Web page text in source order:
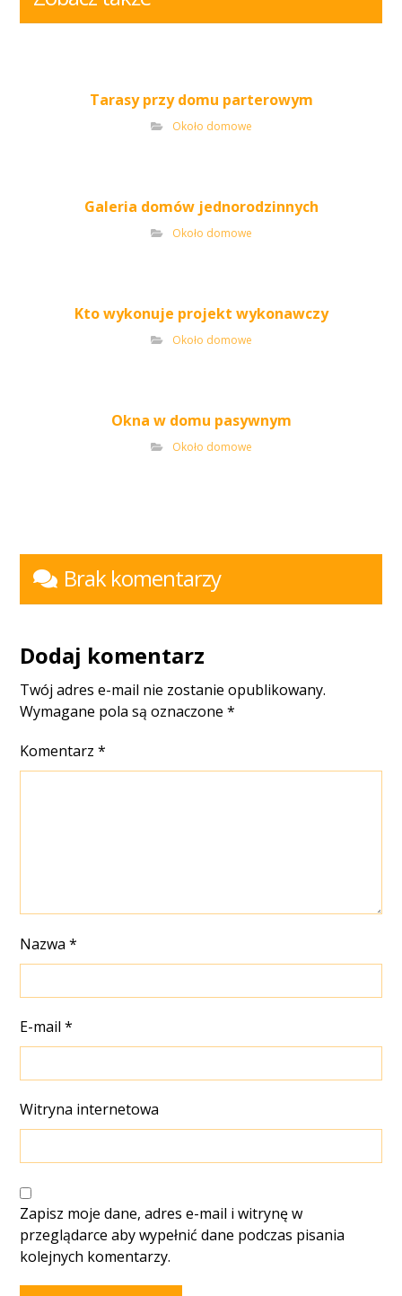
Tarasy przy domu parterowym
Około domowe
Galeria domów jednorodzinnych
Około domowe
Kto wykonuje projekt wykonawczy
Około domowe
Okna w domu pasywnym
Około domowe
Brak komentarzy
Dodaj komentarz
Twój adres e-mail nie zostanie opublikowany.
Wymagane pola są oznaczone*
Komentarz*
Nazwa*
E-mail*
Witryna internetowa
Zapisz moje dane, adres e-mail i witrynę w
przeglądarce aby wypełnić dane podczas pisania
kolejnych komentarzy.